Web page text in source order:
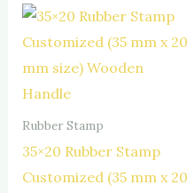
Rubber Stamp
35×20 Rubber Stamp
Customized (35 mm x 20